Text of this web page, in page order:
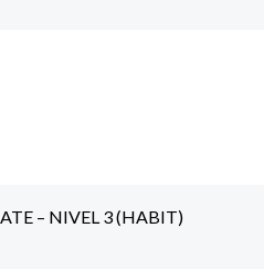
– NIVEL 3 (HABIT)